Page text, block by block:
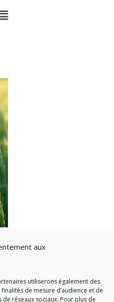
aux
utiliserons également des
de mesure d’audience et de
réseaux sociaux. Pour plus de